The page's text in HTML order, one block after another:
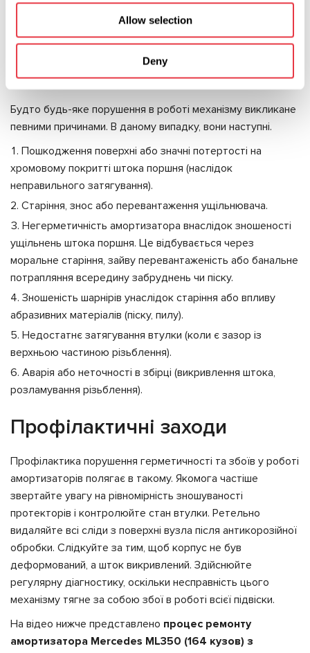
Allow selection
Deny
і проводять низку заходів з ремонту або заміни.
Основні причини
несправності
Будто будь-яке порушення в роботі механізму викликане
певними причинами. В даному випадку, вони наступні.
Пошкодження поверхні або значні потертості на
хромовому покритті штока поршня (наслідок
неправильного затягування).
Старіння, знос або перевантаження ущільнювача.
Негерметичність амортизатора внаслідок зношеності
ущільнень штока поршня. Це відбувається через
моральне старіння, зайву перевантаженість або банальне
потрапляння всередину забруднень чи піску.
Зношеність шарнірів унаслідок старіння або впливу
абразивних матеріалів (піску, пилу).
Недостатнє затягування втулки (коли є зазор із
верхньою частиною різьблення).
Аварія або неточності в збірці (викривлення штока,
розламування різьблення).
Профілактичні заходи
Профілактика порушення герметичності та збоїв у роботі
амортизаторів полягає в такому. Якомога частіше
звертайте увагу на рівномірність зношуваності
протекторів і контролюйте стан втулки. Ретельно
видаляйте всі сліди з поверхні вузла після антикорозійної
обробки. Слідкуйте за тим, щоб корпус не був
деформований, а шток викривлений. Здійснюйте
регулярну діагностику, оскільки несправність цього
механізму тягне за собою збої в роботі всієї підвіски.
На відео нижче представлено процес ремонту
амортизатора Mercedes ML350 (164 кузов) з